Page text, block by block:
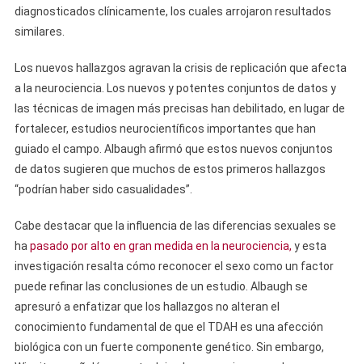
diagnosticados clínicamente, los cuales arrojaron resultados
similares.
Los nuevos hallazgos agravan la crisis de replicación que afecta
a la neurociencia. Los nuevos y potentes conjuntos de datos y
las técnicas de imagen más precisas han debilitado, en lugar de
fortalecer, estudios neurocientíficos importantes que han
guiado el campo. Albaugh afirmó que estos nuevos conjuntos
de datos sugieren que muchos de estos primeros hallazgos
“podrían haber sido casualidades”.
Cabe destacar que la influencia de las diferencias sexuales se
ha pasado por alto en gran medida en la neurociencia, y esta
investigación resalta cómo reconocer el sexo como un factor
puede refinar las conclusiones de un estudio. Albaugh se
apresuró a enfatizar que los hallazgos no alteran el
conocimiento fundamental de que el TDAH es una afección
biológica con un fuerte componente genético. Sin embargo,